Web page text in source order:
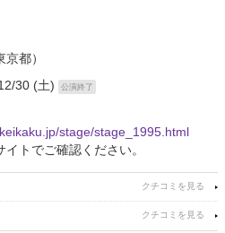
京都）
30 (土)
公演終了
stage/stage_1995.html
トでご確認ください。